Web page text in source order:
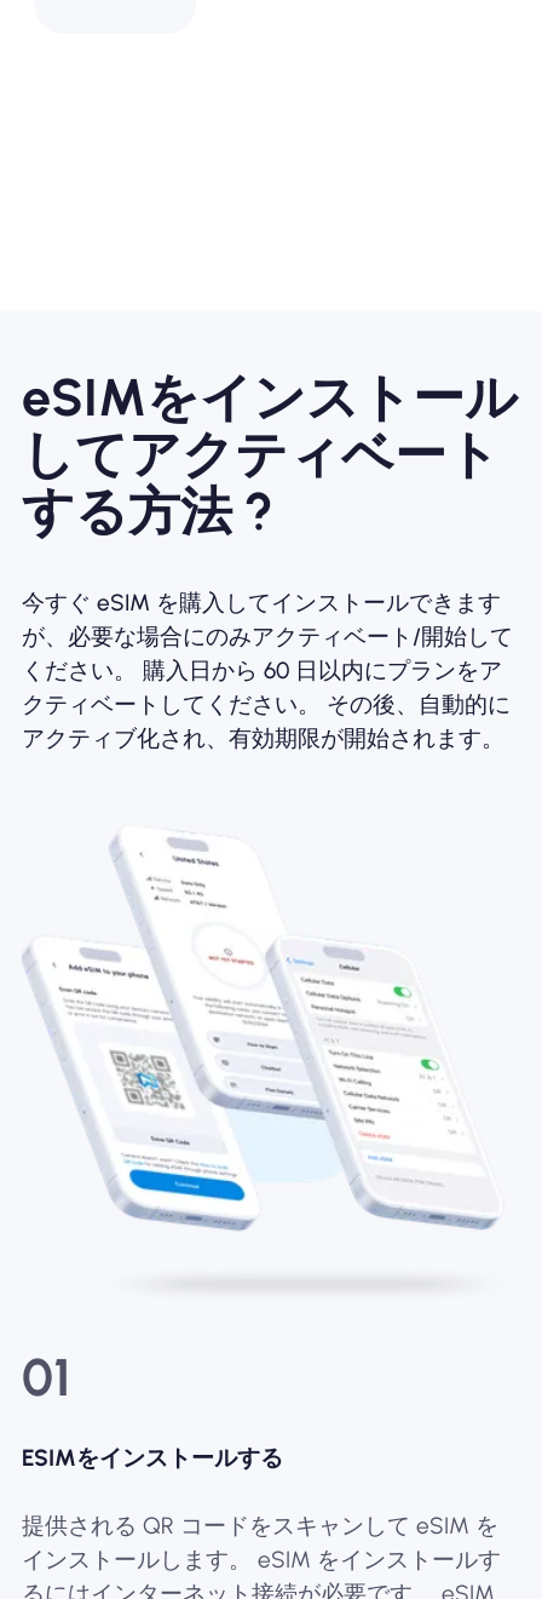
eSIMをインストール
してアクティベート
する方法 ?
今すぐ eSIM を購入してインストールできます
が、必要な場合にのみアクティベート/開始して
ください。 購入日から 60 日以内にプランをア
クティベートしてください。 その後、自動的に
アクティブ化され、有効期限が開始されます。
01
ESIMをインストールする
提供される QR コードをスキャンして eSIM を
インストールします。 eSIM をインストールす